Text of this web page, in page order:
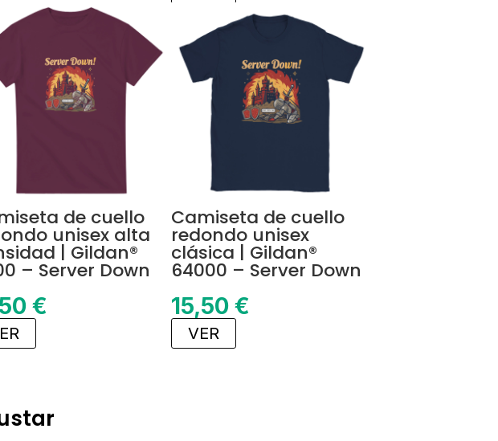
de cuello
unisex alta
| Gildan®
– Server Down
€
Camiseta de cuello
redondo unisex
clásica | Gildan®
64000 – Server Down
15,50 €
VER